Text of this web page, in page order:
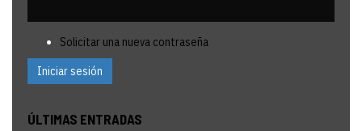
Solicitar una nueva contraseña
Iniciar sesión
ÚLTIMAS ENTRADAS